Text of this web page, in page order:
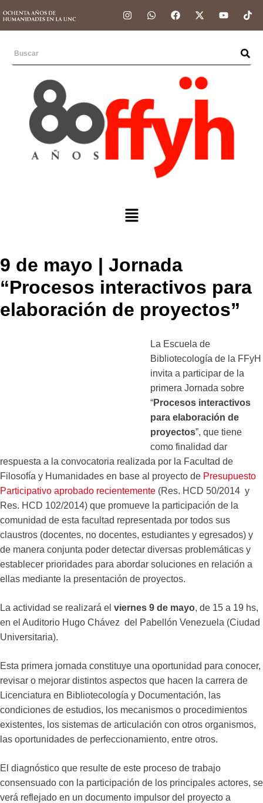
9 de mayo | Jornada
“Procesos interactivos para
elaboración de proyectos”
La Escuela de
Bibliotecología de la FFyH
invita a participar de la
primera Jornada sobre
“Procesos interactivos
para elaboración de
proyectos”, que tiene
como finalidad dar
respuesta a la convocatoria realizada por la Facultad de
Filosofía y Humanidades en base al proyecto de Presupuesto
Participativo aprobado recientemente (Res. HCD 50/2014 y
Res. HCD 102/2014) que promueve la participación de la
comunidad de esta facultad representada por todos sus
claustros (docentes, no docentes, estudiantes y egresados) y
de manera conjunta poder detectar diversas problemáticas y
establecer prioridades para abordar soluciones en relación a
ellas mediante la presentación de proyectos.
La actividad se realizará el viernes 9 de mayo, de 15 a 19 hs,
en el Auditorio Hugo Chávez del Pabellón Venezuela (Ciudad
Universitaria).
Esta primera jornada constituye una oportunidad para conocer,
revisar o mejorar distintos aspectos que hacen la carrera de
Licenciatura en Bibliotecología y Documentación, las
condiciones de estudios, los mecanismos o procedimientos
existentes, los sistemas de articulación con otros organismos,
las oportunidades de perfeccionamiento, entre otros.
El diagnóstico que resulte de este proceso de trabajo
consensuado con la participación de los principales actores, se
verá reflejado en un documento impulsor del proyecto a